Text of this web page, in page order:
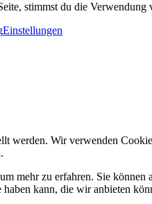
stimmst du die Verwendung
Einstellungen
werden. Wir verwenden
mehr zu erfahren. Sie
kann, die wir anbieten